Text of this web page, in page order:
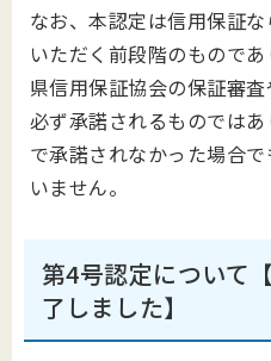
なお、本認定は信用保証
いただく前段階のもので
県信用保証協会の保証審
必ず承諾されるものでは
で承諾されなかった場合
いません。
第4号認定について
了しました】